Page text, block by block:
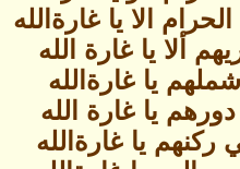
الا يا غارةالله
ألا يا غارة الله
يا غارةالله
يا غارة الله
ركنهم يا غارةالله